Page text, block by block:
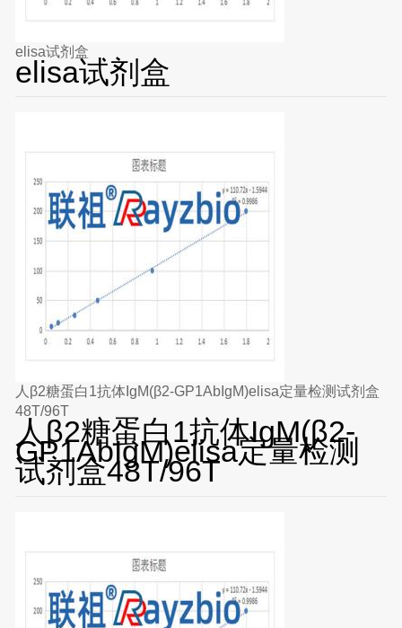
elisa试剂盒
elisa试剂盒
人β2糖蛋白1抗体IgM(β2-GP1AbIgM)elisa定量检测试剂盒
48T/96T
人β2糖蛋白1抗体IgM(β2-
GP1AbIgM)elisa定量检测
试剂盒48T/96T